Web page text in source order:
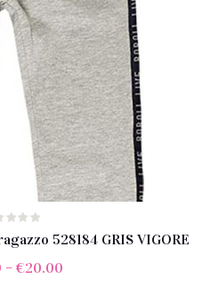
528184 GRIS VIGORE
– €20.00